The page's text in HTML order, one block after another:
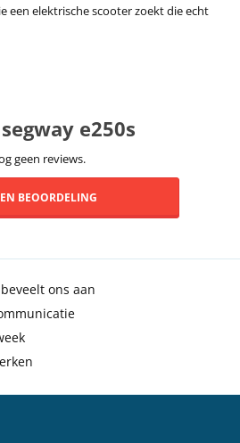
een elektrische scooter zoekt die echt
e250s
geen reviews.
BEOORDELING
ons aan